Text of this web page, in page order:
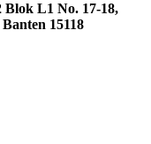
Blok L1 No. 17-18,
15118